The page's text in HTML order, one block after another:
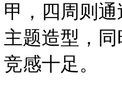
甲，四周则
主题造型，
竞感十足。